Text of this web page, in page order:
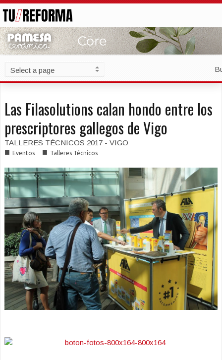
Las Filasolutions calan hondo entre los
prescriptores gallegos de Vigo
TALLERES TÉCNICOS 2017 - VIGO
■ Eventos ■ Talleres Técnicos